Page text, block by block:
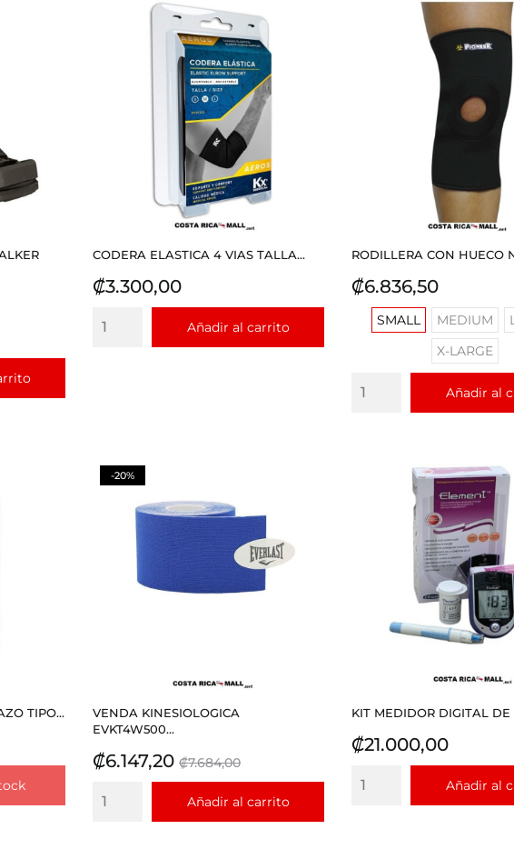
CODERA ELASTICA 4 VIAS TALLA...
Precio
₡3.300,00
Añadir al carrito
RODILLERA CON HUECO
Precio
₡6.836,50
SMALL MEDIUM
X-LARGE
Añadir al
TIPO...
VENDA KINESIOLOGICA
EVKT4W500...
Precio
₡6.147,20 Precio
base
₡7.684,00
Añadir al carrito
-20%
KIT MEDIDOR DIGITAL DE
Precio
₡21.000,00
Añadir al